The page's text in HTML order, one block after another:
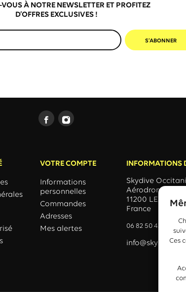
Ces
VOUS À NOTRE NEWSLETTER ET PROFITEZ
D’OFFRES EXCLUSIVES !
VOTRE COMPTE
Informations
personnelles
Commandes
Adresses
Mes alertes
INFORMATIONS
Skydive
Aérodrome
11200
France
06 82 50 43 40
info@skydive-